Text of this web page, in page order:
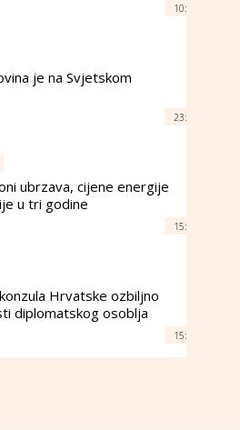
10:
je na Svjetskom
23:
ubrzava, cijene energije
u tri godine
15:
Hrvatske ozbiljno
diplomatskog osoblja
15: